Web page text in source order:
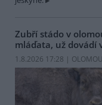
Zubří stádo v
mláďata, už dovádí
1.8.2026 17:28 |